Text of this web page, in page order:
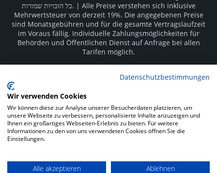
כל הזכויות שמורות. | Alle Preise verstehen sich inklusive
Mehrwertsteuer von derzeit 19%. Die angegebenen Preise
sind Monatsgebühren und für die gesamte Vertragslaufzeit
im Voraus fällig. Individuelle Zahlungsmöglichkeiten für
Behörden und Öffentlichen Dienst auf Anfrage bei allen
Tarifen möglich.
Hersteller. Irrtümer vorbehalten.
SOCIAL MEDIA
Datenschutzbestimmungen
Wir verwenden Cookies
Wir können diese zur Analyse unserer Besucherdaten platzieren, um
unsere Webseite zu verbessern, personalisierte Inhalte anzuzeigen und
Ihnen ein großartiges Webseiten-Erlebnis zu bieten. Für weitere
Informationen zu den von uns verwendeten Cookies öffnen Sie die
Einstellungen.
Alle akzeptieren Ablehnen